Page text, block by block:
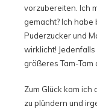
vorzubereiten. Ich
gemacht? Ich
Puderzucker und
wirklicht!
größeres Tam-Tam
Zum Glück kam ich
zu plündern und